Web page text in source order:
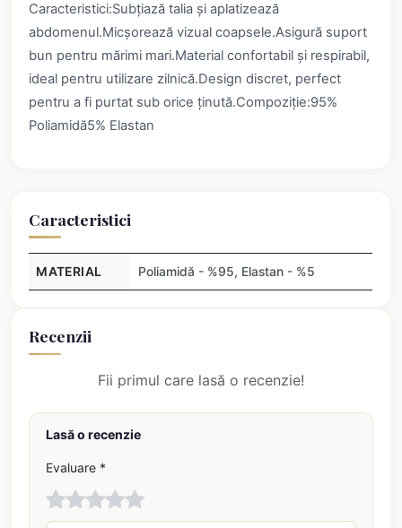
Caracteristici:Subțiază talia și aplatizează
abdomenul.Micșorează vizual coapsele.Asigură suport
bun pentru mărimi mari.Material confortabil și respirabil,
ideal pentru utilizare zilnică.Design discret, perfect
pentru a fi purtat sub orice ținută.Compoziție:95%
Poliamidă5% Elastan
Caracteristici
MATERIAL Poliamidă - %95, Elastan - %5
Recenzii
Fii primul care lasă o recenzie!
Lasă o recenzie
Evaluare *